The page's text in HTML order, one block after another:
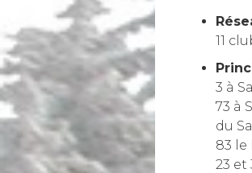
11
3 à
73 à
du
83 le
23 et